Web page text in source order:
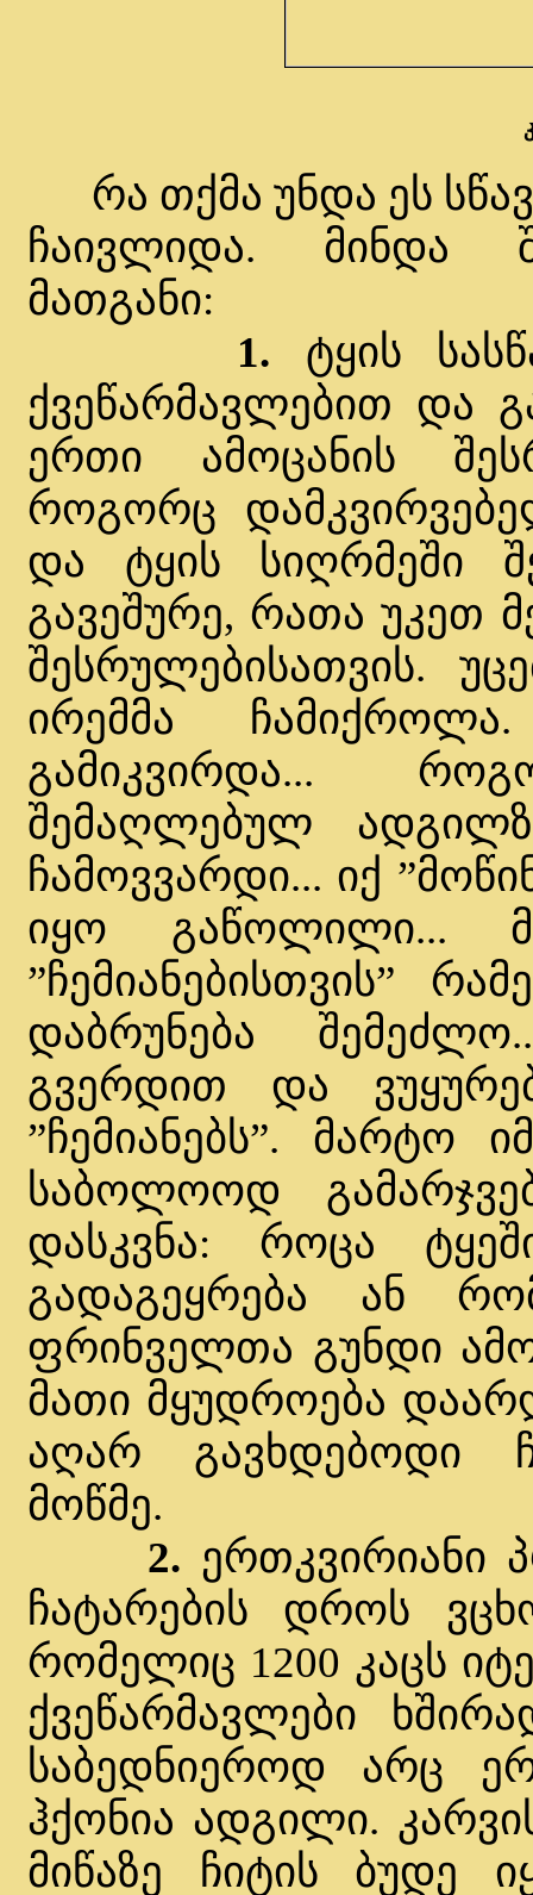
რა თქმა უნდა ეს
ჩაივლიდა. მინდა
მათგანი:
1. ტყის
ქვეწარმავლებით და
ერთი ამოცანის
როგორც
და ტყის სიღრმეში
გავეშურე, რათა უკეთ
შესრულებისათვის.
ირემმა
გამიკვირდა...
შემაღლებულ
ჩამოვვარდი... იქ
იყო გაწოლილი...
”ჩემიანებისთვის”
დაბრუნება
გვერდით და
”ჩემიანებს”. მარტო
საბოლოოდ
დასკვნა: როცა
გადაგეყრება ან
ფრინველთა გუნდი
მათი მყუდროება
აღარ გავხდებოდი
მოწმე.
2. ერთკვირიანი
ჩატარების დროს
რომელიც 1200 კაცს
ქვეწარმავლები
საბედნიეროდ არც
ჰქონია ადგილი.
მიწაზე ჩიტის ბუდე